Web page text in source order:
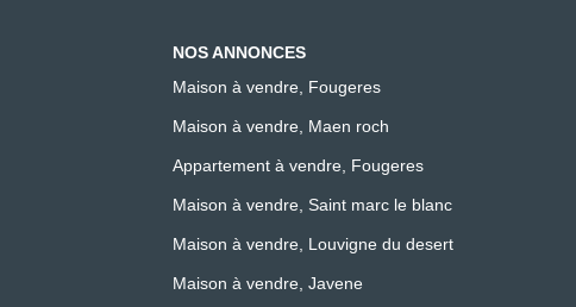
NOS ANNONCES
Maison à vendre, Fougeres
Maison à vendre, Maen roch
Appartement à vendre, Fougeres
Maison à vendre, Saint marc le blanc
Maison à vendre, Louvigne du desert
Maison à vendre, Javene